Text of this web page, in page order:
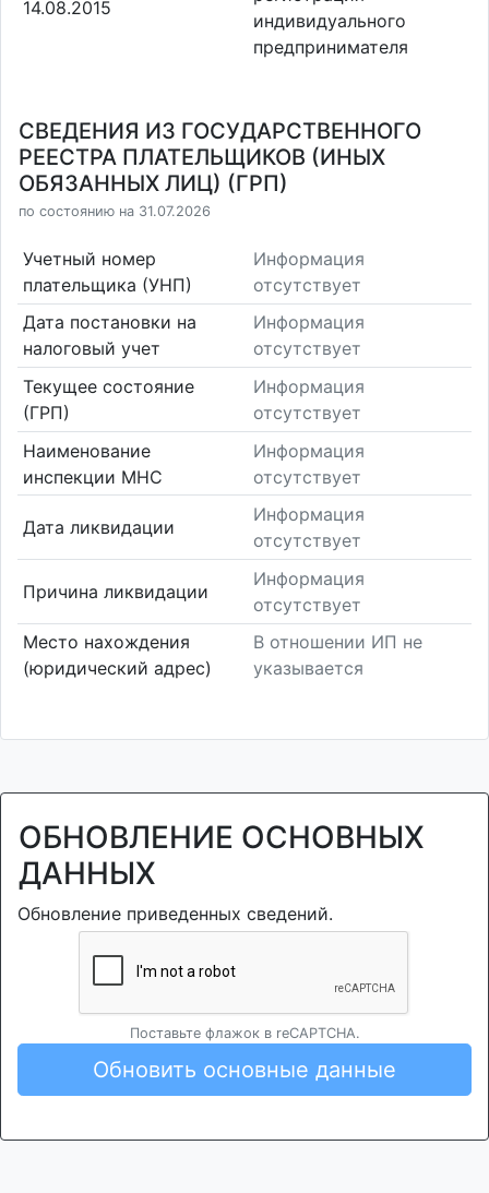
14.08.2015
индивидуального
предпринимателя
СВЕДЕНИЯ ИЗ ГОСУДАРСТВЕННОГО
РЕЕСТРА ПЛАТЕЛЬЩИКОВ (ИНЫХ
ОБЯЗАННЫХ ЛИЦ) (ГРП)
по состоянию на 31.07.2026
Учетный номер
плательщика (УНП)
Информация
отсутствует
Дата постановки на
налоговый учет
Информация
отсутствует
Текущее состояние
(ГРП)
Информация
отсутствует
Наименование
инспекции МНС
Информация
отсутствует
Дата ликвидации
Информация
отсутствует
Причина ликвидации
Информация
отсутствует
Место нахождения
(юридический адрес)
В отношении ИП не
указывается
ОБНОВЛЕНИЕ ОСНОВНЫХ
ДАННЫХ
Обновление приведенных сведений.
Поставьте флажок в reCAPTCHA.
Обновить основные данные